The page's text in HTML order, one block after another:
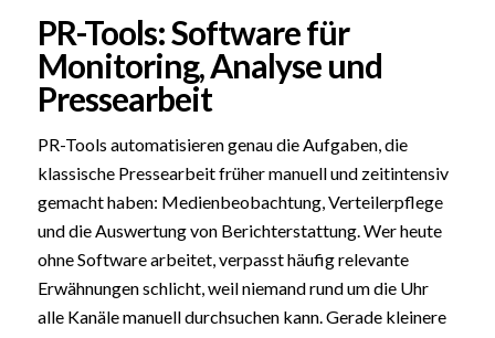
PR-Tools: Software für
Monitoring, Analyse und
Pressearbeit
PR-Tools automatisieren genau die Aufgaben, die
klassische Pressearbeit früher manuell und zeitintensiv
gemacht haben: Medienbeobachtung, Verteilerpflege
und die Auswertung von Berichterstattung. Wer heute
ohne Software arbeitet, verpasst häufig relevante
Erwähnungen schlicht, weil niemand rund um die Uhr
alle Kanäle manuell durchsuchen kann. Gerade kleinere